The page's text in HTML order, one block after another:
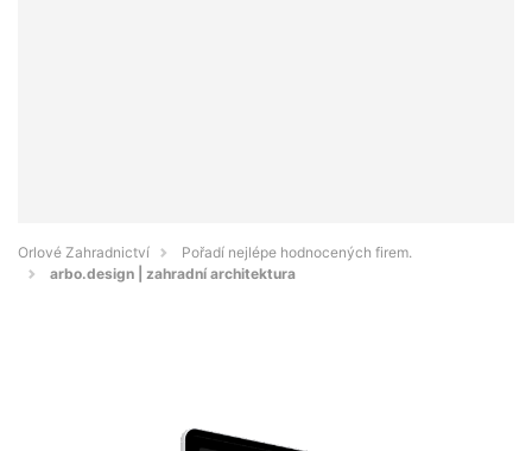
Orlové Zahradnictví
Pořadí nejlépe hodnocených firem.
arbo.design | zahradní architektura